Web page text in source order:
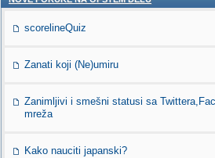
scorelineQuiz
Zanati koji (Ne)umiru
Zanimljivi i smešni statusi sa
mreža
Kako nauciti japanski?